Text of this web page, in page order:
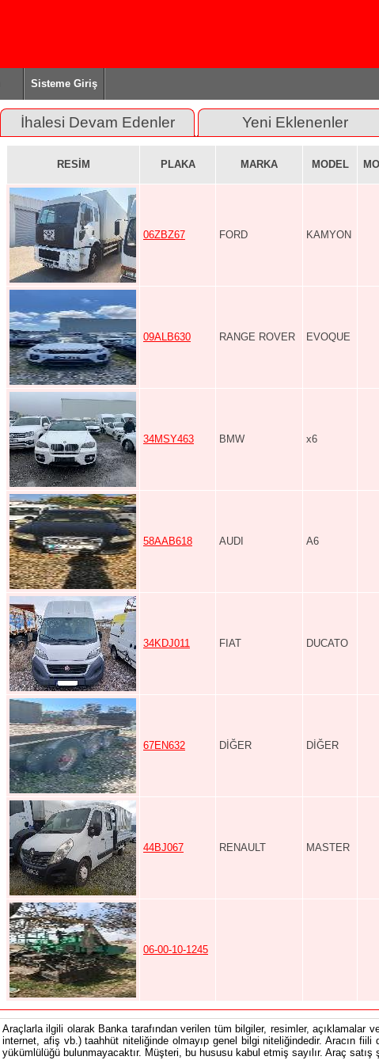
Sisteme Giriş
İhalesi Devam Edenler Yeni Eklenenler
RESİM PLAKA MARKA MODEL
06ZBZ67 FORD KAMYON
09ALB630 RANGE ROVER EVOQUE
34MSY463 BMW x6
58AAB618 AUDI A6
34KDJ011 FIAT DUCATO
67EN632 DİĞER DİĞER
44BJ067 RENAULT MASTER
06-00-10-1245
Araçlarla ilgili olarak Banka tarafından verilen tüm bilgiler, resimler, açıklamalar
internet, afiş vb.) taahhüt niteliğinde olmayıp genel bilgi niteliğindedir. Aracın fiili
yükümlülüğü bulunmayacaktır. Müşteri, bu hususu kabul etmiş sayılır. Araç satış